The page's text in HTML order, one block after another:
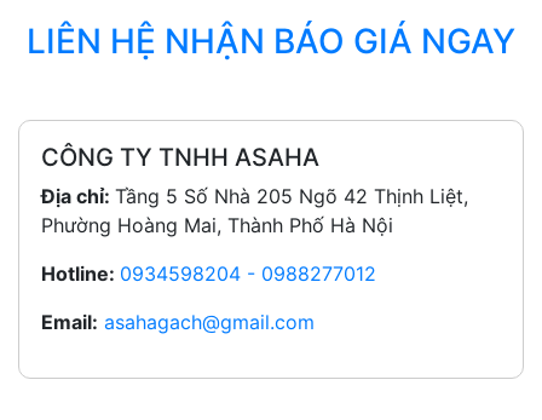
LIÊN HỆ NHẬN BÁO GIÁ NGAY
CÔNG TY TNHH ASAHA
Địa chỉ: Tầng 5 Số Nhà 205 Ngõ 42 Thịnh Liệt,
Phường Hoàng Mai, Thành Phố Hà Nội
Hotline: 0934598204 - 0988277012
Email: asahagach@gmail.com